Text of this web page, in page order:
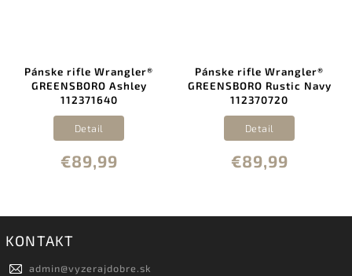
Pánske rifle Wrangler®
GREENSBORO Ashley
112371640
€89,99
Detail
Pánske rifle Wrangler®
GREENSBORO Rustic Navy
112370720
€89,99
Detail
KONTAKT
admin@vyzerajdobre.sk